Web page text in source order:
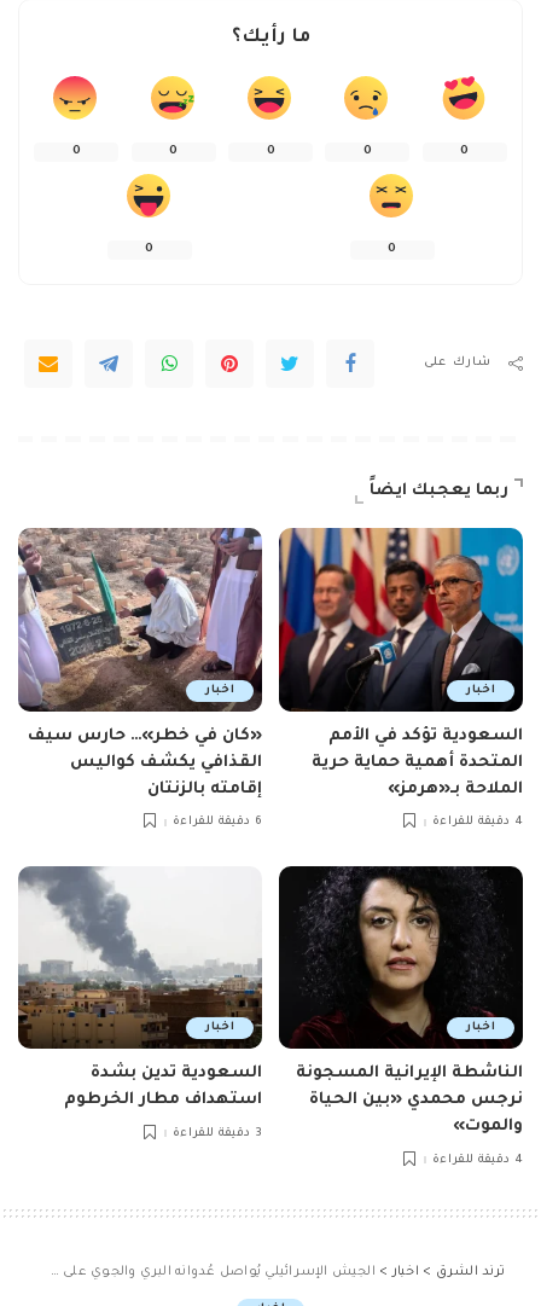
ما رأيك؟
0
0
0
0
0
0
0
شارك على
ربما يعجبك ايضاً
اخبار
السعودية تؤكد في الأمم
المتحدة أهمية حماية حرية
الملاحة بـ«هرمز»
4 دقيقة للقراءة
اخبار
«كان في خطر»… حارس سيف
القذافي يكشف كواليس
إقامته بالزنتان
6 دقيقة للقراءة
اخبار
الناشطة الإيرانية المسجونة
نرجس محمدي «بين الحياة
والموت»
4 دقيقة للقراءة
اخبار
السعودية تدين بشدة
استهداف مطار الخرطوم
3 دقيقة للقراءة
ترند الشرق > اخبار > الجيش الإسرائيلي يُواصل عُدوانه البري والجوي على سوريا ويتوغّل في القنيطرة